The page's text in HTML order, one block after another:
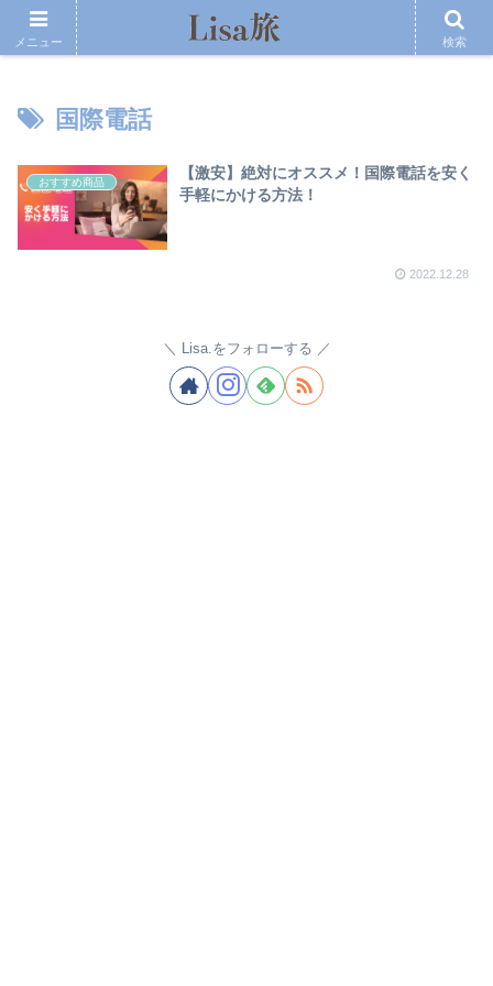
国際電話
おすすめ商品
【激安】絶対にオススメ！国際電話を安く
手軽にかける方法！
2022.12.28
Lisa.をフォローする
メニュー 検索